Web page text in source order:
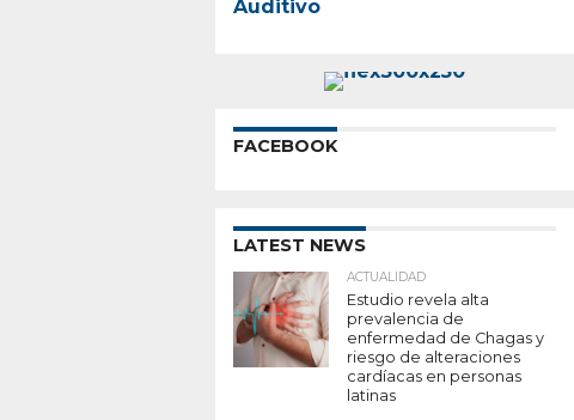
Auditivo
FACEBOOK
LATEST NEWS
ACTUALIDAD
Estudio revela alta
prevalencia de
enfermedad de Chagas y
riesgo de alteraciones
cardíacas en personas
latinas